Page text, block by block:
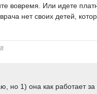
вовремя. Или идете
нет своих детей,
#
но 1) она как работает за